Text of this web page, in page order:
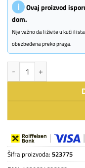
ℹ
Ovaj proizvod
dom.
Nije važno da li živite u kući ili
obezbeđena preko praga.
BLANCO ZENAR XL 6 S
Šifra proizvoda: 523775